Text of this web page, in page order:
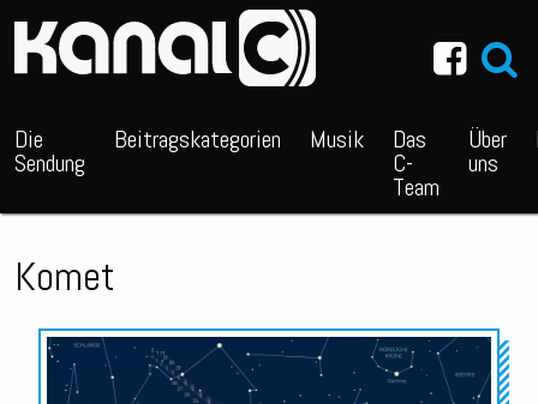
Die
Sendung
Beitragskategorien Musik Das
C-
Team
Über
uns
Komet
Audio-
Player